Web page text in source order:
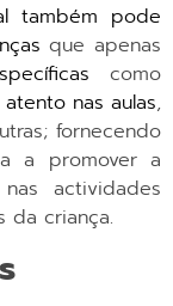
também pode
que apenas
como
nas aulas,
fornecendo
a promover a
actividades
da criança.